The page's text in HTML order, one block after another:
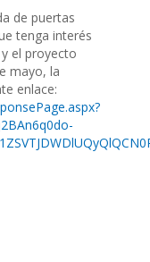
de puertas
tenga interés
el proyecto
mayo, la
enlace: